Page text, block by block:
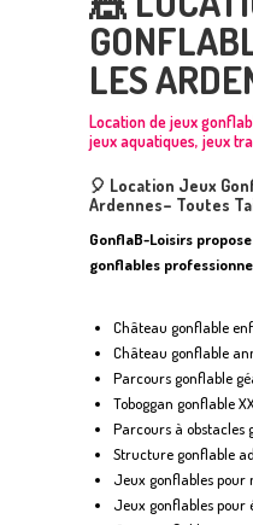
LES
Location de jeux
jeux aquatiques, jeux
🎈 Location Jeux
Ardennes– Toutes
GonflaB-Loisirs
gonflables
Château gonflable
Château gonflable
Parcours gonflable
Toboggan gonflable
Parcours à obstacles
Structure gonflable
Jeux gonflables pour
Jeux gonflables pour